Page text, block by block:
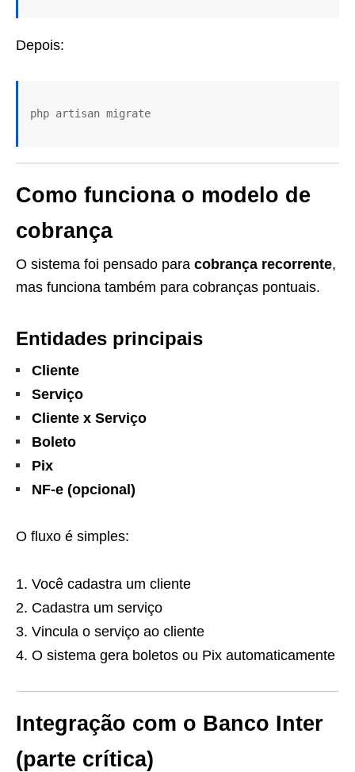
Depois:
Como funciona o modelo de
cobrança
O sistema foi pensado para cobrança recorrente,
mas funciona também para cobranças pontuais.
Entidades principais
Cliente
Serviço
Cliente x Serviço
Boleto
Pix
NF-e (opcional)
O fluxo é simples:
Você cadastra um cliente
Cadastra um serviço
Vincula o serviço ao cliente
O sistema gera boletos ou Pix automaticamente
Integração com o Banco Inter
(parte crítica)